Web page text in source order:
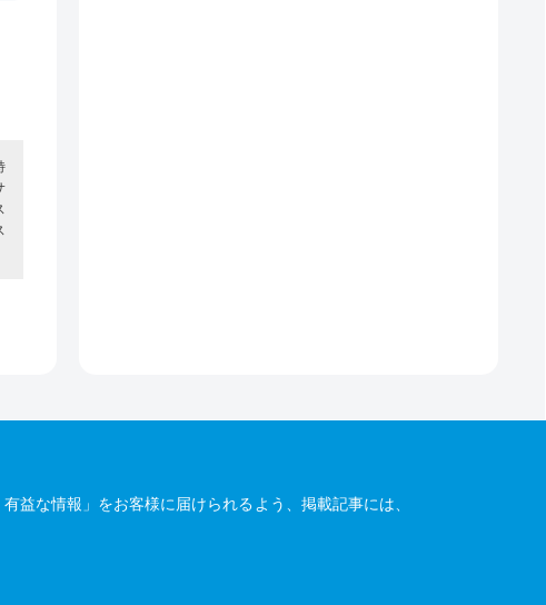
益な情報」をお客様に届けられるよう、掲載記事には、